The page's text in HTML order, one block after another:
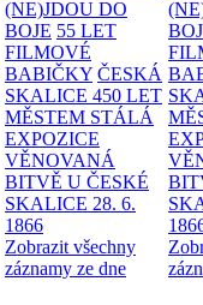
(NE)JDOU DO
BOJE 55 LET
FILMOVÉ
BABIČKY ČESKÁ
SKALICE 450 LET
MĚSTEM STÁLÁ
EXPOZICE
VĚNOVANÁ
BITVĚ U ČESKÉ
SKALICE 28. 6.
1866
Zobrazit všechny
záznamy ze dne